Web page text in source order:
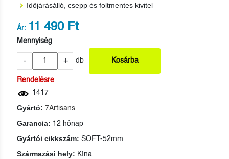
Időjárásálló, csepp és foltmentes kivitel
Ár: 11 490 Ft
Mennyiség
- + db Kosárba
Rendelésre
1417
Gyártó: 7Artisans
Garancia: 12 hónap
Gyártói cikkszám: SOFT-52mm
Származási hely: Kína